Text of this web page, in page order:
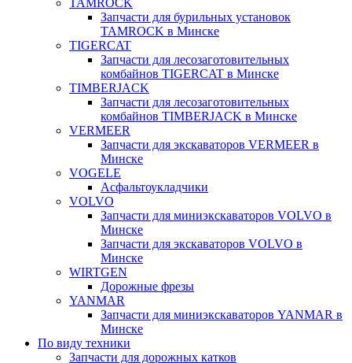
TAMROCK
Запчасти для бурильных установок
TAMROCK в Минске
TIGERCAT
Запчасти для лесозаготовительных
комбайнов TIGERCAT в Минске
TIMBERJACK
Запчасти для лесозаготовительных
комбайнов TIMBERJACK в Минске
VERMEER
Запчасти для экскаваторов VERMEER в
Минске
VOGELE
Асфальтоукладчики
VOLVO
Запчасти для миниэкскаваторов VOLVO в
Минске
Запчасти для экскаваторов VOLVO в
Минске
WIRTGEN
Дорожные фрезы
YANMAR
Запчасти для миниэкскаваторов YANMAR в
Минске
По виду техники
Запчасти для дорожных катков